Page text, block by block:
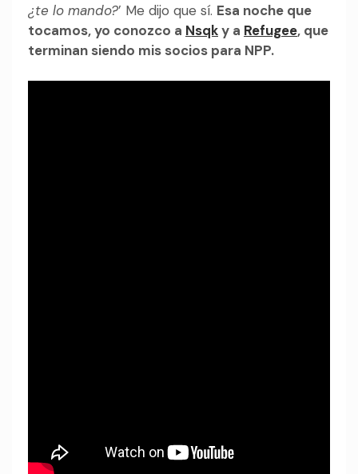
¿te lo mando?’ Me dijo que sí. Esa noche que
tocamos, yo conozco a Nsqky a Refugee, que
terminan siendo mis socios para NPP.